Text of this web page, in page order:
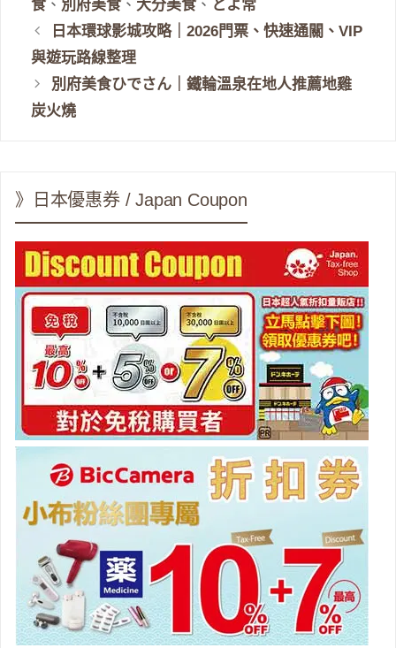
食、 別府美食、 大分美食、 とよ常
日本環球影城攻略｜2026門票、快速通關、VIP
與遊玩路線整理
別府美食ひでさん｜鐵輪溫泉在地人推薦地雞
炭火燒
》日本優惠券 / Japan Coupon